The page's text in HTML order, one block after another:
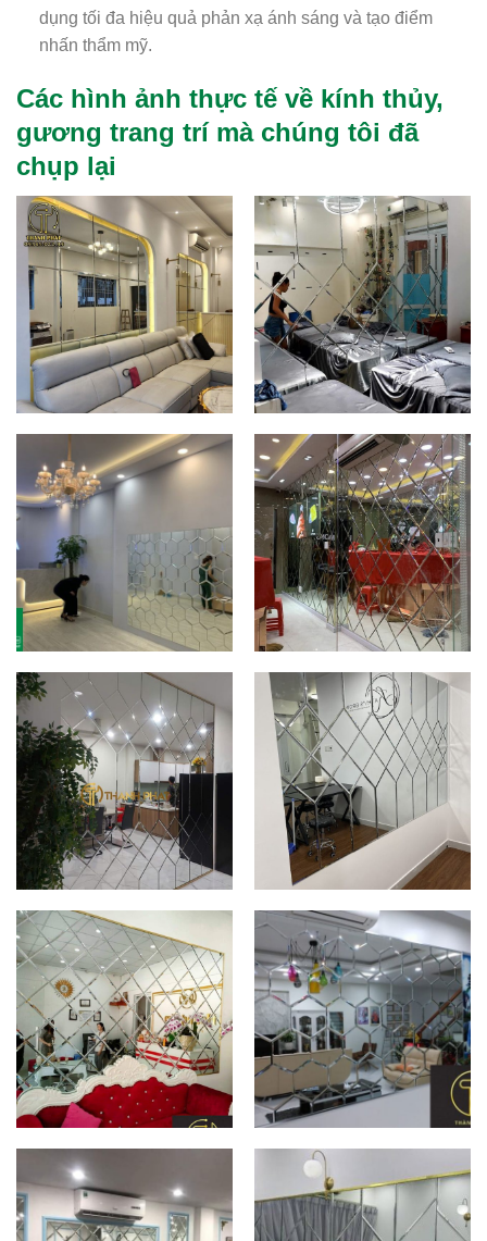
dụng tối đa hiệu quả phản xạ ánh sáng và tạo điểm
nhấn thẩm mỹ.
Các hình ảnh thực tế về kính thủy,
gương trang trí mà chúng tôi đã
chụp lại